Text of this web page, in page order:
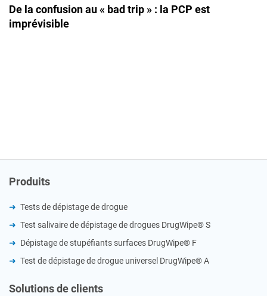
De la confusion au « bad trip » : la PCP est
imprévisible
Produits
Tests de dépistage de drogue
Test salivaire de dépistage de drogues DrugWipe® S
Dépistage de stupéfiants surfaces DrugWipe® F
Test de dépistage de drogue universel DrugWipe® A
Solutions de clients